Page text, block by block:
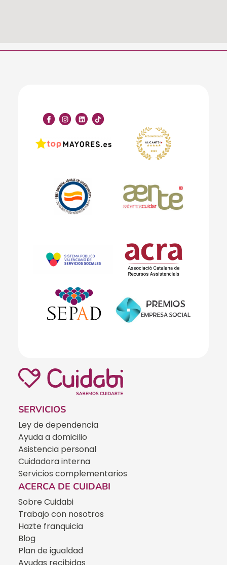
SERVICIOS
Ley de dependencia
Ayuda a domicilio
Asistencia personal
Cuidadora interna
Servicios complementarios
ACERCA DE CUIDABI
Sobre Cuidabi
Trabajo con nosotros
Hazte franquicia
Blog
Plan de igualdad
Ayudas recibidas